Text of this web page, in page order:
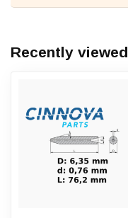
Recently viewed